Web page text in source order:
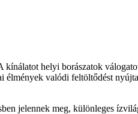
kínálatot helyi borászatok
élmények valódi feltöltődést
jelennek meg, különleges